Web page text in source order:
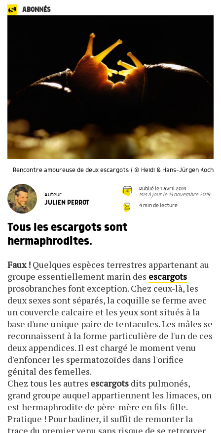
ABONNÉS
Rencontre amoureuse de deux escargots / © Heidi & Hans-Jürgen Koch
Auteur
JULIEN PERROT
Publié le 1 avril 2014
Mis à jour le 13 novembre 2019
4 min de lecture
Tous les escargots sont
hermaphrodites.
Faux ! Quelques espèces terrestres appartenant au
groupe essentiellement marin des escargots
prosobranches font exception. Chez ceux-là, les
deux sexes sont séparés, la coquille se ferme avec
un couvercle calcaire et les yeux sont situés à la
base d'une unique paire de tentacules. Les mâles se
reconnaissent à la forme particulière de l'un de ces
deux appendices. Il est chargé le moment venu
d'enfoncer les spermatozoïdes dans l'orifice
génital des femelles.
Chez tous les autres escargots dits pulmonés,
grand groupe auquel appartiennent les limaces, on
est hermaphrodite de père-mère en fils-fille.
Pratique ! Pour badiner, il suffit de remonter la